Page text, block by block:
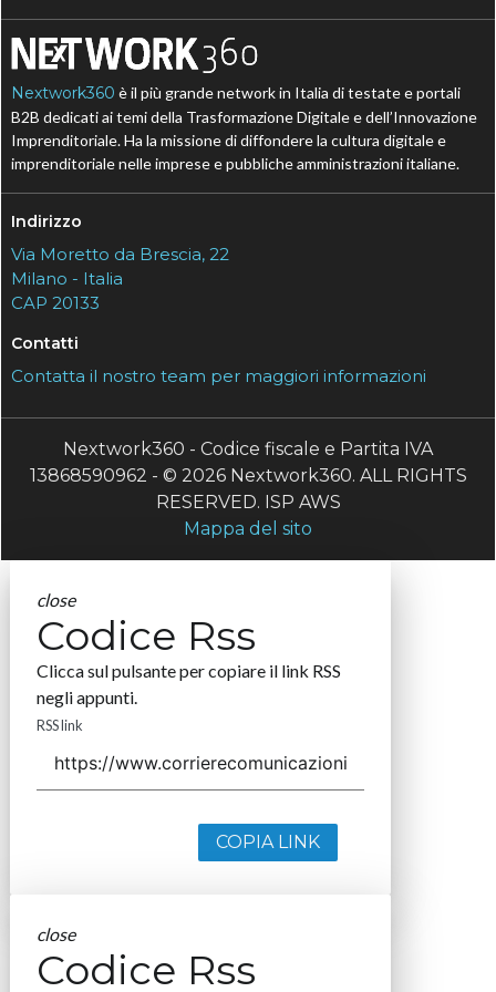
Nextwork360 è il più grande network in Italia di testate e portali
B2B dedicati ai temi della Trasformazione Digitale e dell’Innovazione
Imprenditoriale. Ha la missione di diffondere la cultura digitale e
imprenditoriale nelle imprese e pubbliche amministrazioni italiane.
Indirizzo
Via Moretto da Brescia, 22
Milano - Italia
CAP 20133
Contatti
Contatta il nostro team per maggiori informazioni
Nextwork360 - Codice fiscale e Partita IVA
13868590962 - © 2026 Nextwork360. ALL RIGHTS
RESERVED. ISP AWS
Mappa del sito
close
Codice Rss
Clicca sul pulsante per copiare il link RSS
negli appunti.
RSS link
COPIA LINK
close
Codice Rss